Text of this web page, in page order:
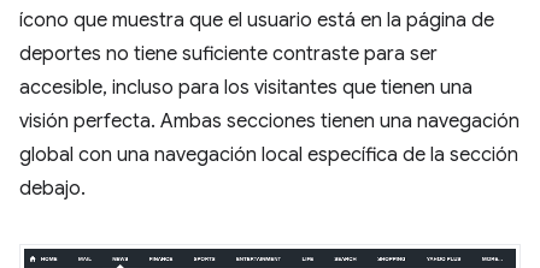
ícono que muestra que el usuario está en la página de
deportes no tiene suficiente contraste para ser
accesible, incluso para los visitantes que tienen una
visión perfecta. Ambas secciones tienen una navegación
global con una navegación local específica de la sección
debajo.